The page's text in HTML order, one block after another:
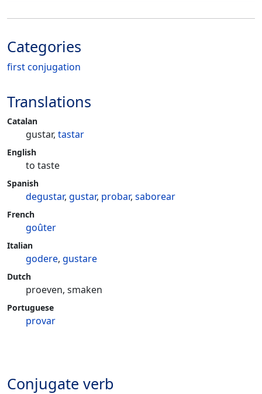
Categories
first conjugation
Translations
Catalan
gustar, tastar
English
to taste
Spanish
degustar, gustar, probar, saborear
French
goûter
Italian
godere, gustare
Dutch
proeven, smaken
Portuguese
provar
Conjugate verb